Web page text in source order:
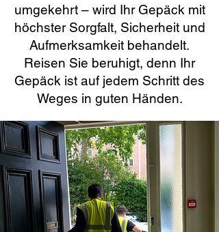
umgekehrt – wird Ihr Gepäck mit
höchster Sorgfalt, Sicherheit und
Aufmerksamkeit behandelt.
Reisen Sie beruhigt, denn Ihr
Gepäck ist auf jedem Schritt des
Weges in guten Händen.